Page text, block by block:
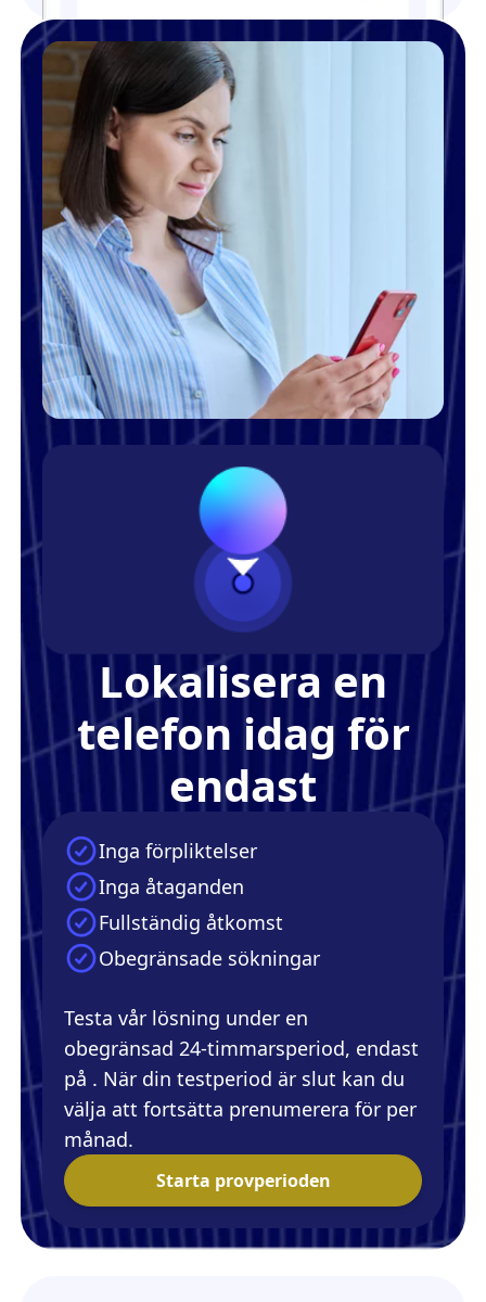
Lokalisera en
telefon idag för
endast
Inga förpliktelser
Inga åtaganden
Fullständig åtkomst
Obegränsade sökningar
Testa vår lösning under en
obegränsad 24-timmarsperiod, endast
på . När din testperiod är slut kan du
välja att fortsätta prenumerera för per
månad.
Starta provperioden